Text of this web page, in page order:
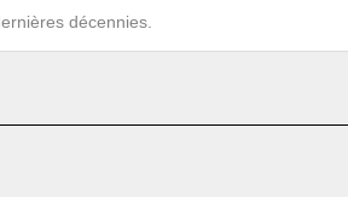
décennies.